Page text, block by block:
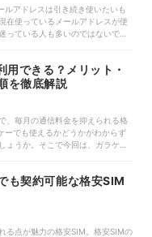
ルアドレスは引き続き使いたいも
在使っているメールアドレスが使
っている人も多いのではないでし
できる？メリット・
を徹底解説
、毎月の通信料金を抑えられる格
ーでも使えるかどうかがわからず
うか。そこで今回は、ガラケー
も契約可能な格安SIM
る点が魅力の格安SIM。格安SIMの